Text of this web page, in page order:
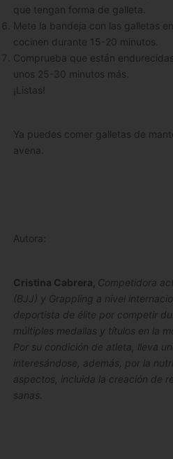
que tengan forma de galleta.
Mete la bandeja con las galletas
cocinen durante 15-20 minutos.
Comprueba que están
unos 25-30 minutos más.
¡Listas!
Ya puedes comer galletas de
avena.
Autora:
Cristina Cabrera, Competidora
(BJJ) y Grappling a nivel
deportista de élite por competir
múltiples medallas y títulos en la
Por su condición de atleta, lleva
interesándose, además, por la
aspectos, incluida la creación de
sanas.